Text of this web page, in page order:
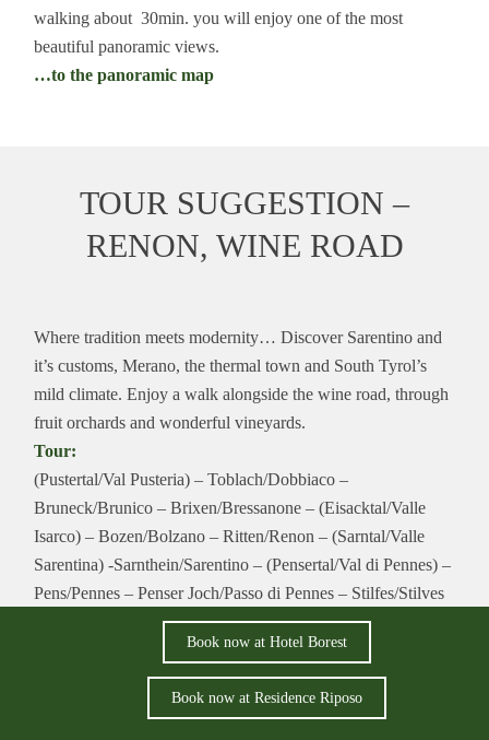
walking about 30min. you will enjoy one of the most
beautiful panoramic views.
…to the panoramic map
TOUR SUGGESTION –
RENON, WINE ROAD
Where tradition meets modernity… Discover Sarentino and
it’s customs, Merano, the thermal town and South Tyrol’s
mild climate. Enjoy a walk alongside the wine road, through
fruit orchards and wonderful vineyards.
Tour:
(Pustertal/Val Pusteria) – Toblach/Dobbiaco –
Bruneck/Brunico – Brixen/Bressanone – (Eisacktal/Valle
Isarco) – Bozen/Bolzano – Ritten/Renon – (Sarntal/Valle
Sarentina) -Sarnthein/Sarentino – (Pensertal/Val di Pennes) –
Pens/Pennes – Penser Joch/Passo di Pennes – Stilfes/Stilves
– Sterzing/Vipiteno – (Jaufental) – Jaufenpass/Passo di
Monte Giovo – (Passeiertal/Val Passiria) – St. Leonhard/ S.
Leonardo – Meran/Merano – (Etschtal/Valle Adige) –
Marling/Marlengo – Lana – Tisens/Tesimo – St. Michael/S.
Book now at Hotel Borest
Book now at Residence Riposo